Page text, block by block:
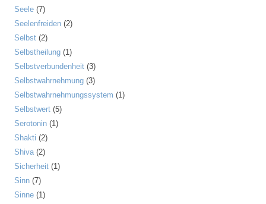
Seele (7)
Seelenfreiden (2)
Selbst (2)
Selbstheilung (1)
Selbstverbundenheit (3)
Selbstwahrnehmung (3)
Selbstwahrnehmungssystem (1)
Selbstwert (5)
Serotonin (1)
Shakti (2)
Shiva(2)
Sicherheit (1)
Sinn (7)
Sinne (1)